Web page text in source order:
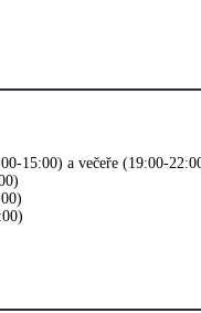
15:00) a večeře (19:00-